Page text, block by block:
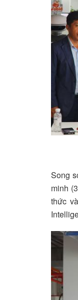
Song
minh
thức